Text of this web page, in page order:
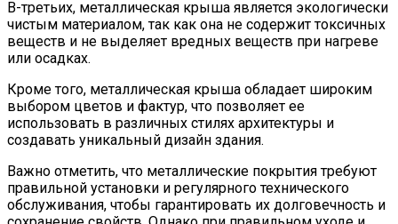
В-третьих, металлическая крыша является экологически
чистым материалом, так как она не содержит токсичных
веществ и не выделяет вредных веществ при нагреве
или осадках.
Кроме того, металлическая крыша обладает широким
выбором цветов и фактур, что позволяет ее
использовать в различных стилях архитектуры и
создавать уникальный дизайн здания.
Важно отметить, что металлические покрытия требуют
правильной установки и регулярного технического
обслуживания, чтобы гарантировать их долговечность и